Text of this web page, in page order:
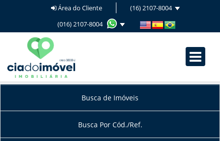
Área do Cliente
(16) 2107-8004
(016) 2107-8004
Busca de Imóveis
Busca Por Cód./Ref.